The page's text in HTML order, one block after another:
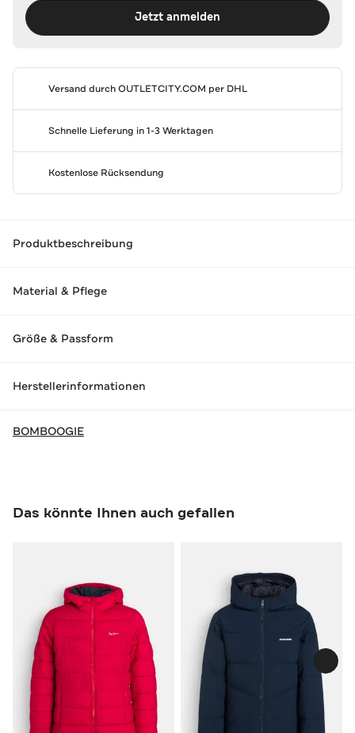
Jetzt anmelden
Versand durchOUTLETCITY.COM per DHL
Schnelle Lieferung in 1-3 Werktagen
Kostenlose Rücksendung
Produktbeschreibung
Material & Pflege
Größe & Passform
Herstellerinformationen
BOMBOOGIE
Das könnte Ihnen auch gefallen